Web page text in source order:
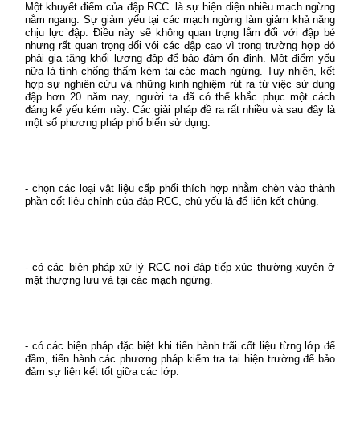
Một khuyết điểm của đập RCC
là sự hiện diện nhiều mạch ngừng
nằm ngang. Sự giảm yếu tại các mạch ngừng làm giảm khả năng
chịu lực đập. Điều này sẽ không quan trọng lắm đối với đập bé
nhưng rất quan trọng đối vói các đập cao vì trong trường hợp đó
phải gia tăng khối lượng đập để bảo đảm ổn định. Một điểm yếu
nữa là tính chống thấm kém tại các mạch ngừng. Tuy nhiên, kết
hợp sự nghiên cứu và những kinh nghiệm rút ra từ việc sử dụng
đập hơn 20 năm nay, người ta đã có thể khắc phục một cách
đáng kể yếu kém này. Các giải pháp đề ra rất nhiều và sau đây là
một số phương pháp phổ biến sử dụng:
- chọn các loại vật liệu cấp phối thích hợp nhằm chèn vào thành
phần cốt liệu chính của đập RCC, chủ yếu là để liên kết chúng.
- có các biện pháp xử lý RCC nơi đập tiếp xúc thường xuyên ở
mặt thượng lưu và tại các mạch ngừng.
- có các biện pháp đặc biệt khi tiến hành trãi cốt liệu từng lớp để
đầm, tiến hành các phương pháp kiểm tra tại hiện trường để bảo
đảm sự liên kết tốt giữa các lớp.